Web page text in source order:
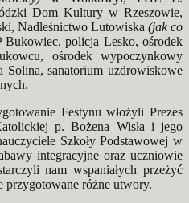
Dom Kultury w Rzeszowie,
Nadleśnictwo Lutowiska (jak co
Bukowiec, policja Lesko, ośrodek
ośrodek wypoczynkowy
sanatorium uzdrowiskowe
Festynu włożyli Prezes
p. Bożena Wisła i jego
Szkoły Podstawowej w
integracyjne oraz uczniowie
nam wspaniałych przeżyć
przygotowane różne utwory.